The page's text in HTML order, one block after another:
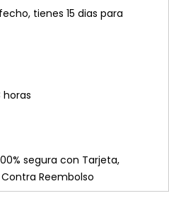
tienes 15 dias para
segura con Tarjeta,
Reembolso